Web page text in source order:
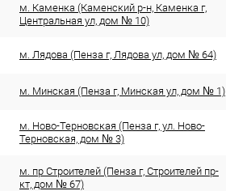
м. Каменка (Каменский р-н, Каменка г,
Центральная ул, дом № 10)
м. Лядова (Пенза г, Лядова ул, дом № 64)
м. Минская (Пенза г, Минская ул, дом № 1)
м. Ново-Терновская (Пенза г, ул. Ново-
Терновская, дом № 3)
м. пр Строителей (Пенза г, Строителей пр-
кт, дом № 67)